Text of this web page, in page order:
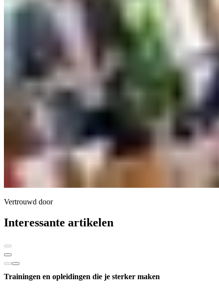
Vertrouwd door
Interessante artikelen
Trainingen en opleidingen die je sterker maken